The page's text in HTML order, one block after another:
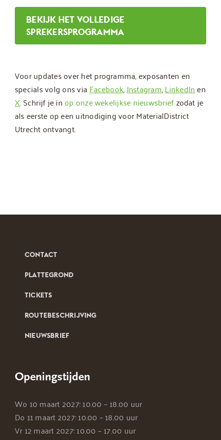
BEKIJK HET VOLLEDIGE
SPREKERSPROGRAMMA
Voor updates over het programma, exposanten en
specials volg ons via Facebook, Instagram,LinkedInen
X. Schrijf je inop onze wekelijkse nieuwsbriefzodat je
als eerste op een uitnodiging voor MaterialDistrict
Utrecht ontvangt.
CONTACT
PLATTEGROND
TICKETS
ROUTEBESCHRIJVING
NIEUWSBRIEF
Openingstijden
Wo 10 maart 2027: 10.00 – 18.00 uur
Do 11 maart 2027: 10.00 – 18.00 uur
Vr 12 maart 2027: 10.00 – 17.00 uur